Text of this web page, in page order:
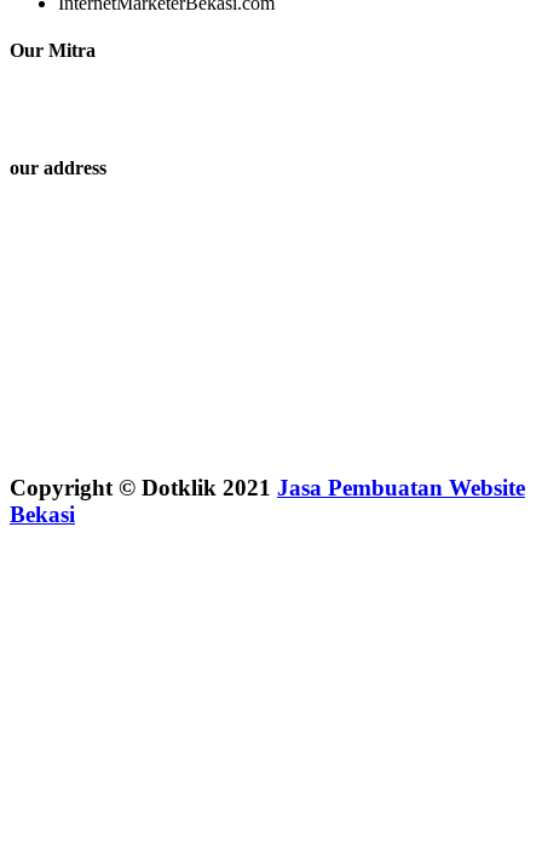
Our Mitra
our address
Copyright © Dotklik 2021 Jasa Pembuatan Website
Bekasi